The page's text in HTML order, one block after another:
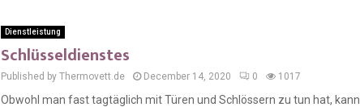
Dienstleistung
Schlüsseldienstes
Published by Thermovett.de December 14, 2020 0 1017
Obwohl man fast tagtäglich mit Türen und Schlössern zu tun hat, kann